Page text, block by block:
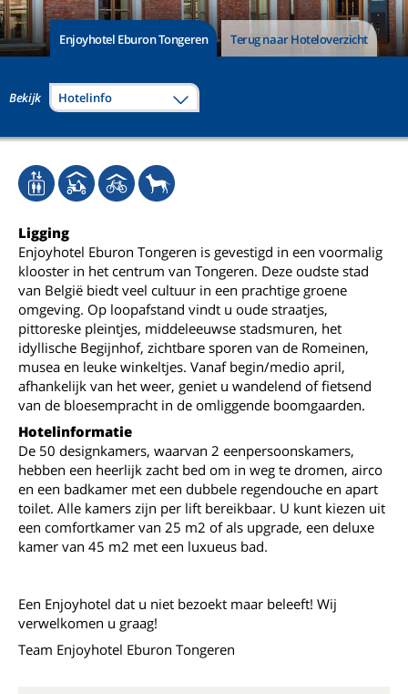
Enjoyhotel Eburon Tongeren Terug naar Hoteloverzicht
Bekijk Hotelinfo
Ligging
Enjoyhotel Eburon Tongeren is gevestigd in een voormalig
klooster in het centrum van Tongeren. Deze oudste stad
van België biedt veel cultuur in een prachtige groene
omgeving. Op loopafstand vindt u oude straatjes,
pittoreske pleintjes, middeleeuwse stadsmuren, het
idyllische Begijnhof, zichtbare sporen van de Romeinen,
musea en leuke winkeltjes. Vanaf begin/medio april,
afhankelijk van het weer, geniet u wandelend of fietsend
van de bloesempracht in de omliggende boomgaarden.
Hotelinformatie
De 50 designkamers, waarvan 2 eenpersoonskamers,
hebben een heerlijk zacht bed om in weg te dromen, airco
en een badkamer met een dubbele regendouche en apart
toilet. Alle kamers zijn per lift bereikbaar. U kunt kiezen uit
een comfortkamer van 25 m2 of als upgrade, een deluxe
kamer van 45 m2 met een luxueus bad.
Een Enjoyhotel dat u niet bezoekt maar beleeft! Wij
verwelkomen u graag!
Team Enjoyhotel Eburon Tongeren